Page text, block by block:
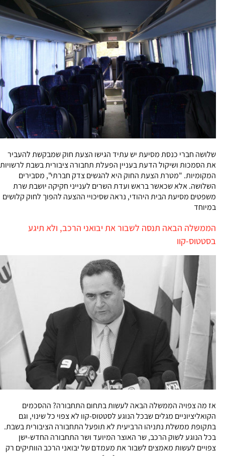
שלושה חברי כנסת מסיעת יש עתיד הגישו הצעת חוק שמבקשת להעביר
את הסמכות ושיקול הדעת בעניין הפעלת תחבורה ציבורית בשבת לרשויות
המקומיות. "מטרת הצעת החוק היא להגשים צדק חברתי", מסבירים
השלושה. אלא שכאשר בראש ועדת השרים לענייני חקיקה יושבת שרת
משפטים מסיעת הבית היהודי, נראה שסיכויי ההצעה להפוך לחוק קלושים
במיוחד
הממשלה הבאה תנסה לשבור את יבואני הרכב, ולא תיגע
בסטטוס-קוו
אז מה צפויה הממשלה הבאה לעשות בתחום התחבורה? ההסכמים
הקואליציוניים מגלים שבכל הנוגע לסטטוס-קוו לא צפוי כל שינוי, וגם
בתקופת ממשלת נתניהו הרביעית לא תופעל התחבורה הציבורית בשבת.
בכל הנוגע לשוק הרכב, שר האוצר המיועד ושר התחבורה החדש-ישן
צפויים לעשות מאמצים לשבור את מעמדם של יבואני הרכב הוותיקים רק